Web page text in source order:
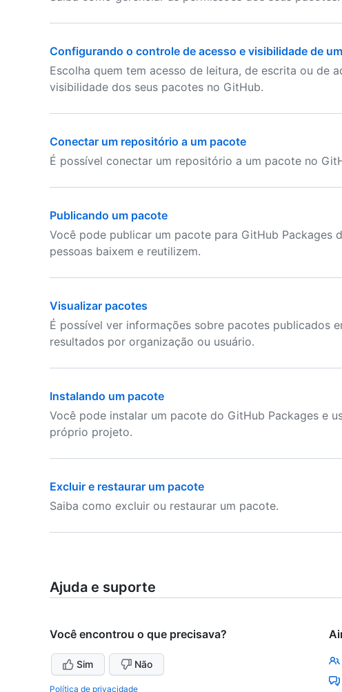
Configurando o controle de acesso e visibilidade de
Escolha quem tem acesso de leitura, de escrita ou de
visibilidade dos seus pacotes no GitHub.
Conectar um repositório a um pacote
É possível conectar um repositório a um pacote no
Publicando um pacote
Você pode publicar um pacote para GitHub Packages
pessoas baixem e reutilizem.
Visualizar pacotes
É possível ver informações sobre pacotes publicados
resultados por organização ou usuário.
Instalando um pacote
Você pode instalar um pacote do GitHub Packages e
próprio projeto.
Excluir e restaurar um pacote
Saiba como excluir ou restaurar um pacote.
Ajuda e suporte
Você encontrou o que precisava?
Sim Não
Política de privacidade